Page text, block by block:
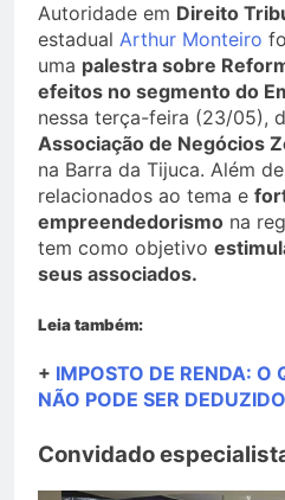
Autoridade em Direito
estadual Arthur Monteiro
uma palestra sobre
efeitos no segmento do
nessa terça-feira (23/05),
Associação de Negócios
na Barra da Tijuca. Além de
relacionados ao tema e
empreendedorismo na
tem como objetivo
seus associados.
Leia também:
+ IMPOSTO DE RENDA: O
NÃO PODE SER DEDUZIDO
Convidado